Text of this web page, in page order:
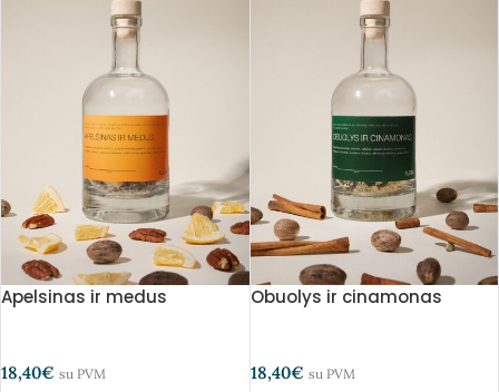
Apelsinas ir medus
18,40€ su PVM
Obuolys ir cinamonas
18,40€ su PVM